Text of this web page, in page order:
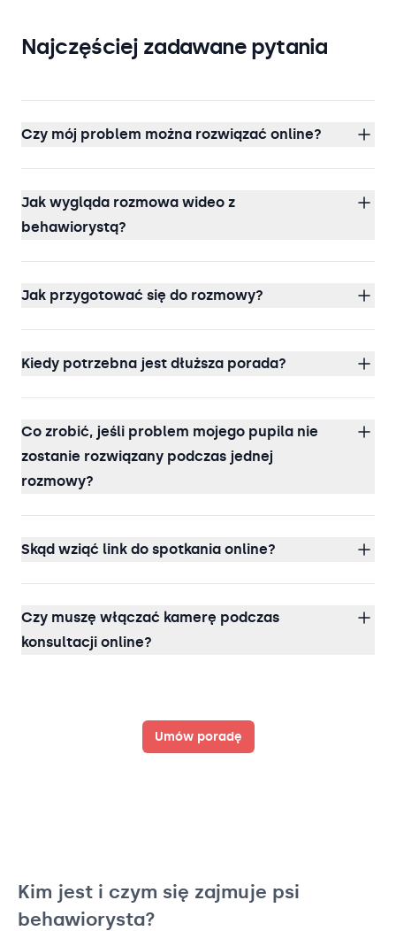
Najczęściej zadawane pytania
Czy mój problem można rozwiązać online?
Jak wygląda rozmowa wideo z
behawiorystą?
Jak przygotować się do rozmowy?
Kiedy potrzebna jest dłuższa porada?
Co zrobić, jeśli problem mojego pupila nie
zostanie rozwiązany podczas jednej
rozmowy?
Skąd wziąć link do spotkania online?
Czy muszę włączać kamerę podczas
konsultacji online?
Umów poradę
Kim jest i czym się zajmuje psi
behawiorysta?